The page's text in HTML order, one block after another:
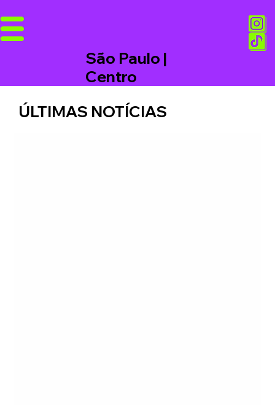
São Paulo |
Centro
ÚLTIMAS NOTÍCIAS